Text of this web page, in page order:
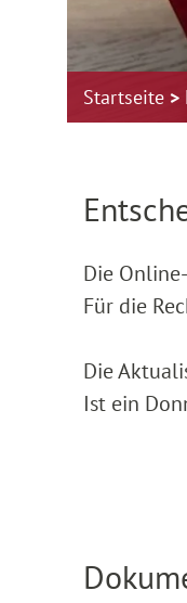
Startseite
Die
Für die
Die
Ist ein